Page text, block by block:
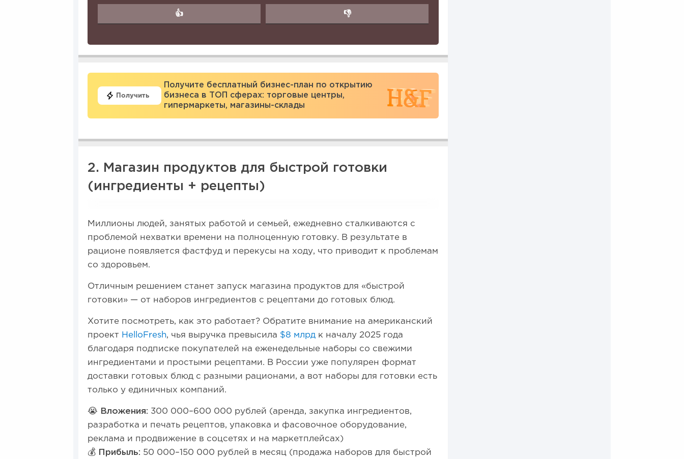
👍 👎
Получите бесплатный бизнес-план по открытию
бизнеса в ТОП сферах: торговые центры,
гипермаркеты, магазины-склады
Получить
2. Магазин продуктов для быстрой готовки
(ингредиенты + рецепты)
Миллионы людей, занятых работой и семьей, ежедневно сталкиваются с
проблемой нехватки времени на полноценную готовку. В результате в
рационе появляется фастфуд и перекусы на ходу, что приводит к проблемам
со здоровьем.
Отличным решением станет запуск магазина продуктов для «быстрой
готовки» — от наборов ингредиентов с рецептами до готовых блюд.
Хотите посмотреть, как это работает? Обратите внимание на американский
проект HelloFresh, чья выручка превысила $8 млрд к началу 2025 года
благодаря подписке покупателей на еженедельные наборы со свежими
ингредиентами и простыми рецептами. В России уже популярен формат
доставки готовых блюд с разными рационами, а вот наборы для готовки есть
только у единичных компаний.
😭 Вложения: 300 000–600 000 рублей (аренда, закупка ингредиентов,
разработка и печать рецептов, упаковка и фасовочное оборудование,
реклама и продвижение в соцсетях и на маркетплейсах)
💰 Прибыль: 50 000–150 000 рублей в месяц (продажа наборов для быстрой